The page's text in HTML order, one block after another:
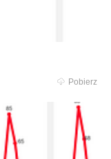
Pobierz